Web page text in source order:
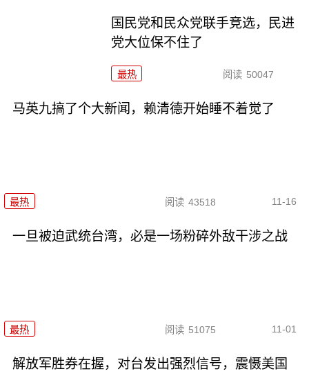
国民党和民众党联手竞选，民进
党大位保不住了
最热 阅读 50047
马英九搞了个大新闻，赖清德开始睡不着觉了
最热 阅读 43518 11-16
一旦被迫武统台湾，必是一场粉碎外敌干涉之战
最热 阅读 51075 11-01
解放军胜券在握，对台发出强烈信号，震慑美国